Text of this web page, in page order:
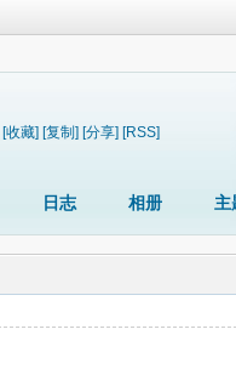
[收藏] [复制] [分享] [RSS]
日志 相册 主